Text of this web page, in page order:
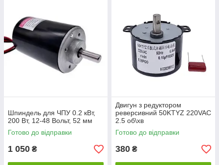
Шпиндель для ЧПУ 0.2 кВт,
200 Вт, 12-48 Вольт, 52 мм
Готово до відправки
1 050 ₴
Двигун з редуктором
реверсивний 50KTYZ 220VAC
2.5 об\хв
Готово до відправки
380 ₴